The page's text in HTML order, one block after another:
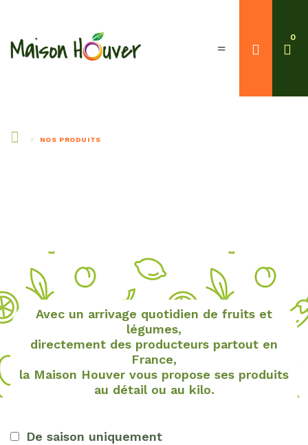
0
> NOS PRODUITS
Avec un arrivage quotidien de fruits et
légumes,
directement des producteurs partout en
France,
la Maison Houver vous propose ses produits
au détail ou au kilo.
De saison uniquement